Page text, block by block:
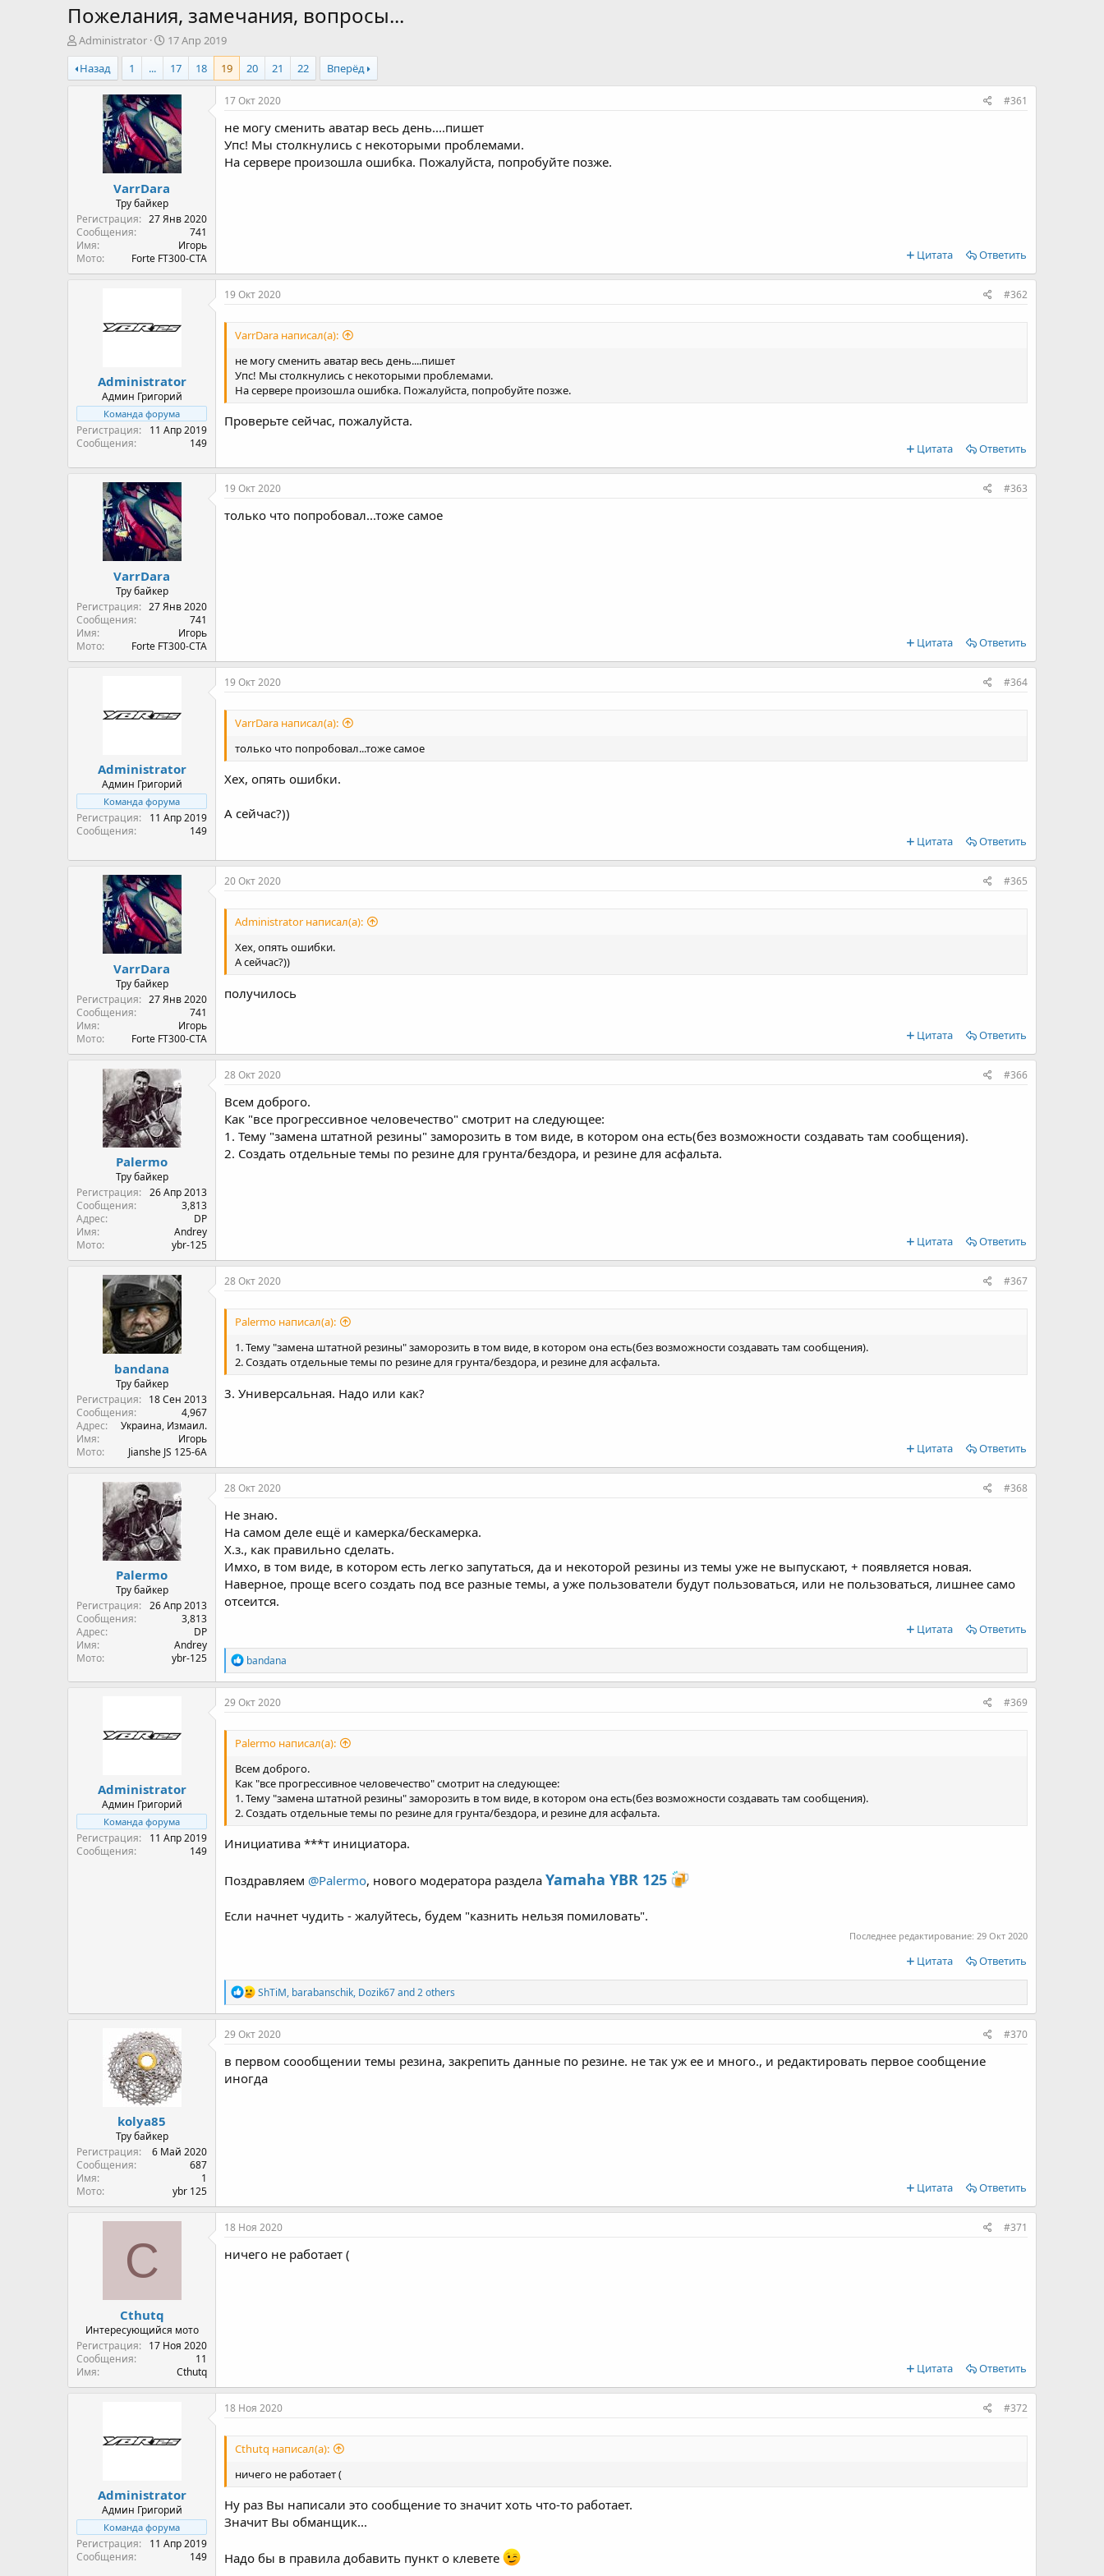
Пожелания, замечания, вопросы...
А
в
т
о
Administrator
Д
а
т
а
н
а
ч
а
л
а
17 Апр 2019
Назад
1 ... 17 18 19 20 21 22 Вперёд
VarrDara
Тру байкер
Регистрация
27 Янв 2020
Сообщения
741
Имя
Игорь
Мото
Forte FT300-CTA
17 Окт 2020 #361
не могу сменить аватар весь день....пишет
Упс! Мы столкнулись с некоторыми проблемами.
На сервере произошла ошибка. Пожалуйста, попробуйте позже.
Цитата Ответить
Administrator
Админ Григорий
Команда форума
Регистрация
11 Апр 2019
Сообщения
149
19 Окт 2020 #362
VarrDara написал(а):
не могу сменить аватар весь день....пишет
Упс! Мы столкнулись с некоторыми проблемами.
На сервере произошла ошибка. Пожалуйста, попробуйте позже.
Проверьте сейчас, пожалуйста.
Цитата Ответить
VarrDara
Тру байкер
Регистрация
27 Янв 2020
Сообщения
741
Имя
Игорь
Мото
Forte FT300-CTA
19 Окт 2020 #363
только что попробовал...тоже самое
Цитата Ответить
Administrator
Админ Григорий
Команда форума
Регистрация
11 Апр 2019
Сообщения
149
19 Окт 2020 #364
VarrDara написал(а):
только что попробовал...тоже самое
Хех, опять ошибки.
А сейчас?))
Цитата Ответить
VarrDara
Тру байкер
Регистрация
27 Янв 2020
Сообщения
741
Имя
Игорь
Мото
Forte FT300-CTA
20 Окт 2020 #365
Administrator написал(а):
Хех, опять ошибки.
А сейчас?))
получилось
Цитата Ответить
Palermo
Тру байкер
Регистрация
26 Апр 2013
Сообщения
3,813
Адрес
DP
Имя
Andrey
Мото
ybr-125
28 Окт 2020 #366
Всем доброго.
Как "все прогрессивное человечество" смотрит на следующее:
1. Тему "замена штатной резины" заморозить в том виде, в котором она есть(без возможности создавать там сообщения).
2. Создать отдельные темы по резине для грунта/бездора, и резине для асфальта.
Цитата Ответить
bandana
Тру байкер
Регистрация
18 Сен 2013
Сообщения
4,967
Адрес
Украина, Измаил.
Имя
Игорь
Мото
Jianshe JS 125-6A
28 Окт 2020 #367
Palermo написал(а):
1. Тему "замена штатной резины" заморозить в том виде, в котором она есть(без возможности создавать там сообщения).
2. Создать отдельные темы по резине для грунта/бездора, и резине для асфальта.
3. Универсальная. Надо или как?
Цитата Ответить
Palermo
Тру байкер
Регистрация
26 Апр 2013
Сообщения
3,813
Адрес
DP
Имя
Andrey
Мото
ybr-125
28 Окт 2020 #368
Не знаю.
На самом деле ещё и камерка/бескамерка.
Х.з., как правильно сделать.
Имхо, в том виде, в котором есть легко запутаться, да и некоторой резины из темы уже не выпускают, + появляется новая.
Наверное, проще всего создать под все разные темы, а уже пользователи будут пользоваться, или не пользоваться, лишнее само
отсеится.
Цитата Ответить
R
e
a
c
o
n
s
:
bandana
Administrator
Админ Григорий
Команда форума
Регистрация
11 Апр 2019
Сообщения
149
29 Окт 2020 #369
Palermo написал(а):
Всем доброго.
Как "все прогрессивное человечество" смотрит на следующее:
1. Тему "замена штатной резины" заморозить в том виде, в котором она есть(без возможности создавать там сообщения).
2. Создать отдельные темы по резине для грунта/бездора, и резине для асфальта.
Инициатива ***т инициатора.
Поздравляем @Palermo, нового модератора раздела Yamaha YBR 125
Если начнет чудить - жалуйтесь, будем "казнить нельзя помиловать".
Последнее редактирование: 29 Окт 2020
Цитата Ответить
R
e
a
c
i
o
n
ShTiM, barabanschik, Dozik67and 2 others
kolya85
Тру байкер
Регистрация
6 Май 2020
Сообщения
687
Имя
1
Мото
ybr 125
29 Окт 2020 #370
в первом соообщении темы резина, закрепить данные по резине. не так уж ее и много., и редактировать первое сообщение
иногда
Цитата Ответить
C
Cthutq
Интересующийся мото
Регистрация
17 Ноя 2020
Сообщения
11
Имя
Cthutq
18 Ноя 2020 #371
ничего не работает (
Цитата Ответить
Administrator
Админ Григорий
Команда форума
Регистрация
11 Апр 2019
Сообщения
149
18 Ноя 2020 #372
Cthutq написал(а):
ничего не работает (
Ну раз Вы написали это сообщение то значит хоть что-то работает.
Значит Вы обманщик...
Надо бы в правила добавить пункт о клевете